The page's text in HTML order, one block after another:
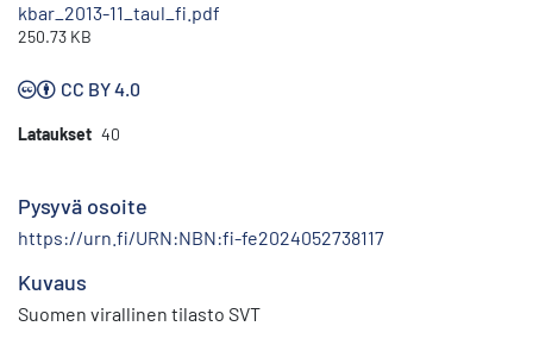
kbar_2013-11_taul_fi.pdf
250.73 KB
CC BY 4.0
Lataukset 40
Pysyvä osoite
https://urn.fi/URN:NBN:fi-fe2024052738117
Kuvaus
Suomen virallinen tilasto SVT